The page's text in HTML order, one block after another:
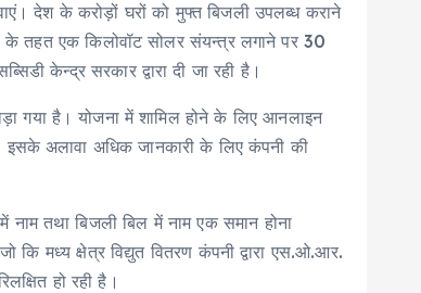
देश के करोड़ों घरों को मुफ्त बिजली उपलब्ध कराने
के तहत एक किलोवॉट सोलर संयन्त्र लगाने पर 30
केन्द्र सरकार द्वारा दी जा रही है।
गया है। योजना में शामिल होने के लिए आनलाइन
अलावा अधिक जानकारी के लिए कंपनी की
तथा बिजली बिल में नाम एक समान होना
कि मध्य क्षेत्र विद्युत वितरण कंपनी द्वारा एस.ओ.आर.
हो रही है।